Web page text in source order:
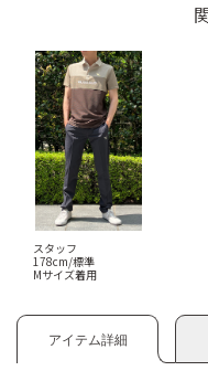
スタッフ
178cm/標準
Mサイズ着用
アイテム詳細